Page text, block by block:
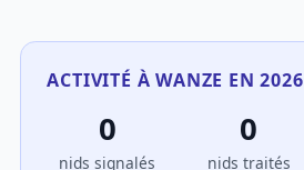
ACTIVITÉ À WANZE EN 2026
0
nids signalés
0
nids traités